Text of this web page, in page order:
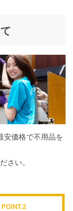
安価格で不用品を
さい。
POINT.2